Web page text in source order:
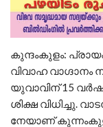
കുന്ദംകുളം:
വിവാഹ
യുവാവിന് 15
ശിക്ഷ വിധിച്ചു.
നേയാണ്